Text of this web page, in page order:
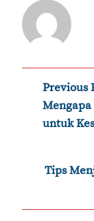
Post
Previous
untuk
Tips